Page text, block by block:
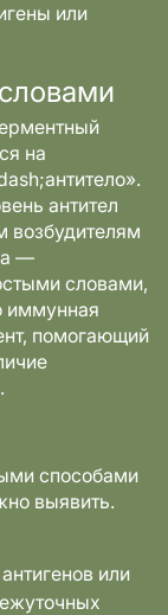
или
на
антител
возбудителям
—
словами,
иммунная
помогающий
способами
выявить.
или